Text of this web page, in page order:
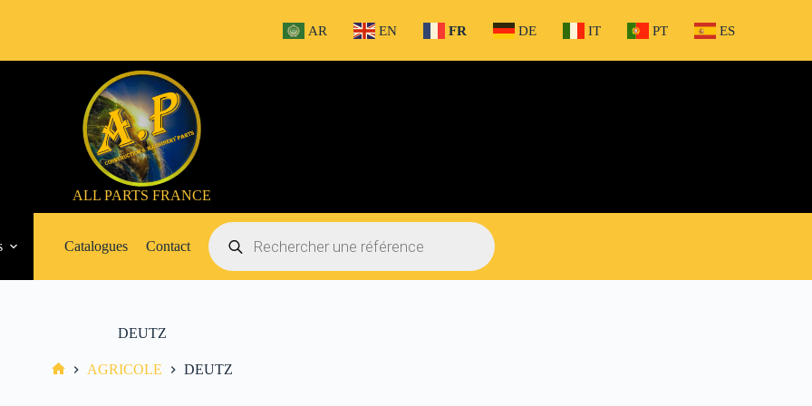
AR EN FR DE IT PT ES
ALL PARTS FRANCE
Catalogues Contact
Recherche
de
produits
DEUTZ
AGRICOLE DEUTZ